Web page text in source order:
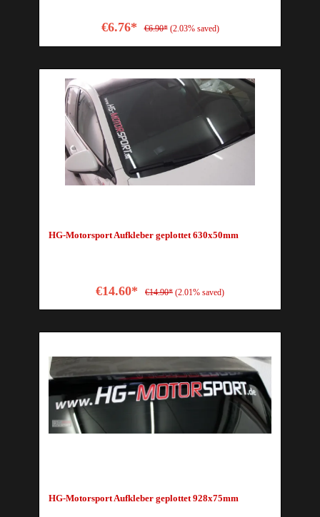
€6.76* €6.90* (2.03% saved)
HG-Motorsport Aufkleber geplottet 630x50mm
€14.60* €14.90* (2.01% saved)
HG-Motorsport Aufkleber geplottet 928x75mm